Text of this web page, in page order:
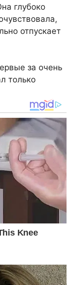
глубоко
отпускает
за очень
только